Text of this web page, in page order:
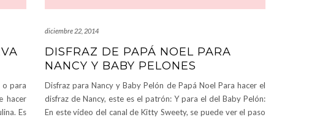
o para
hacer
Es
diciembre 22, 2014
DISFRAZ DE PAPÁ NOEL PARA
NANCY Y BABY PELONES
Disfraz para Nancy y Baby Pelón de Papá Noel Para hacer el
disfraz de Nancy, este es el patrón: Y para el del Baby Pelón:
En este vídeo del canal de Kitty Sweety, se puede ver el paso